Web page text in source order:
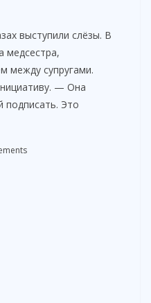
выступили слёзы. В
медсестра,
между супругами.
— Она
подписать. Это